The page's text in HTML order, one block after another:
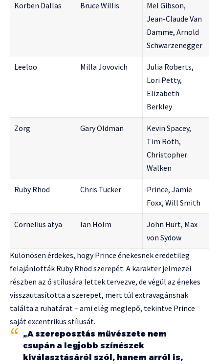
Korben Dallas Bruce Willis
Mel Gibson,
Jean-Claude Van
Damme, Arnold
Schwarzenegger
Leeloo Milla Jovovich
Julia Roberts,
Lori Petty,
Elizabeth
Berkley
Zorg Gary Oldman
Kevin Spacey,
Tim Roth,
Christopher
Walken
Ruby Rhod Chris Tucker
Prince, Jamie
Foxx, Will Smith
Cornelius atya Ian Holm
John Hurt, Max
von Sydow
Különösen érdekes, hogy Prince énekesnek eredetileg
felajánlották Ruby Rhod szerepét. A karakter jelmezei
részben az ő stílusára lettek tervezve, de végül az énekes
visszautasította a szerepet, mert túl extravagánsnak
találta a ruhatárat – ami elég meglepő, tekintve Prince
saját excentrikus stílusát.
„A szereposztás művészete nem
csupán a legjobb színészek
kiválasztásáról szól, hanem arról is,